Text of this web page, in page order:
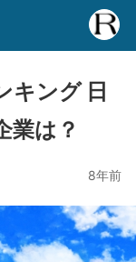
キング 日
業は？
8年前